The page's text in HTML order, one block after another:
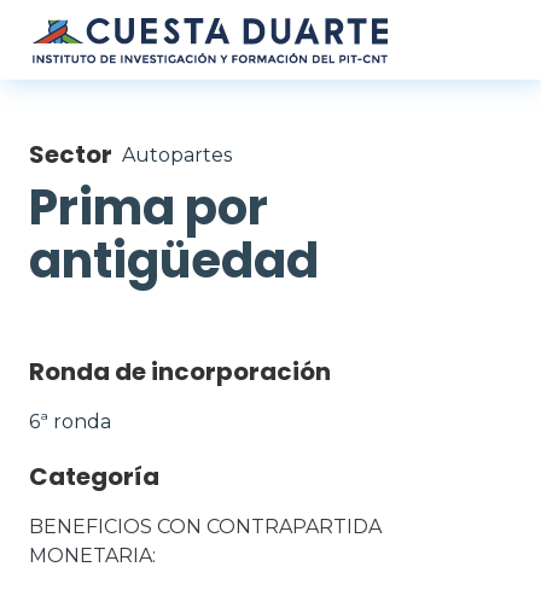
Pasar al contenido principal
Sector Autopartes
Prima por
antigüedad
Ronda de incorporación
6ª ronda
Categoría
BENEFICIOS CON CONTRAPARTIDA
MONETARIA